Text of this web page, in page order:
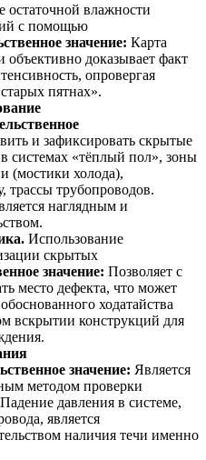
остаточной влажности
с помощью
значение: Карта
объективно доказывает факт
опровергая
пятнах».
и зафиксировать скрытые
системах «тёплый пол», зоны
(мостики холода),
трассы трубопроводов.
наглядным и
Использование
скрытых
значение: Позволяет с
место дефекта, что может
ходатайства
вскрытии конструкций для
значение: Является
методом проверки
давления в системе,
является
наличия течи именно